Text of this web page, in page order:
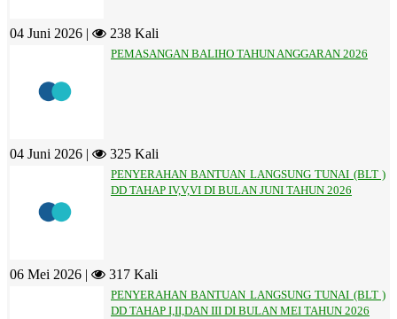
04 Juni 2026 | 238 Kali
PEMASANGAN BALIHO TAHUN ANGGARAN 2026
04 Juni 2026 | 325 Kali
PENYERAHAN BANTUAN LANGSUNG TUNAI (BLT )
DD TAHAP IV,V,VI DI BULAN JUNI TAHUN 2026
06 Mei 2026 | 317 Kali
PENYERAHAN BANTUAN LANGSUNG TUNAI (BLT )
DD TAHAP I,II,DAN III DI BULAN MEI TAHUN 2026